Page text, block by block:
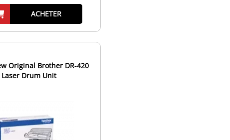
ACHETER
Original Brother DR-420
Laser Drum Unit